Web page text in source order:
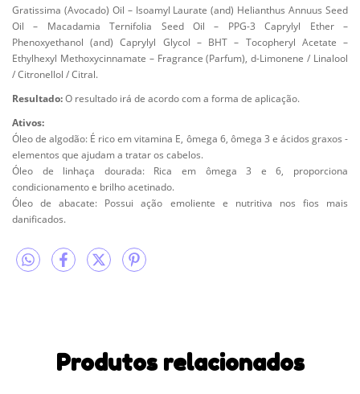
Gratissima (Avocado) Oil – Isoamyl Laurate (and) Helianthus Annuus Seed
Oil – Macadamia Ternifolia Seed Oil – PPG-3 Caprylyl Ether –
Phenoxyethanol (and) Caprylyl Glycol – BHT – Tocopheryl Acetate –
Ethylhexyl Methoxycinnamate – Fragrance (Parfum), d-Limonene / Linalool
/ Citronellol / Citral.
Resultado:O resultado irá de acordo com a forma de aplicação.
Ativos:
Óleo de algodão: É rico em vitamina E, ômega 6, ômega 3 e ácidos graxos -
elementos que ajudam a tratar os cabelos.
Óleo de linhaça dourada: Rica em ômega 3 e 6, proporciona
condicionamento e brilho acetinado.
Óleo de abacate: Possui ação emoliente e nutritiva nos fios mais
danificados.
Produtos relacionados